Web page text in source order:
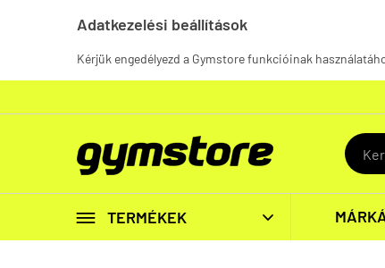
Adatkezelési beállítások
Kérjük engedélyezd a Gymstore funkcióinak
 TERMÉKEK 